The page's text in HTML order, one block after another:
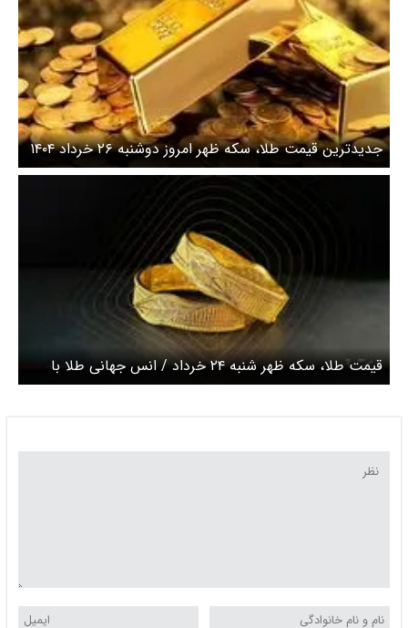
جدیدترین قیمت طلا، سکه ظهر امروز دوشنبه ۲۶ خرداد ۱۴۰۴
اعلام شد + جدول
قیمت طلا، سکه ظهر شنبه ۲۴ خرداد / انس جهانی طلا با
حمله ایران به اسرائیل رکورد زد